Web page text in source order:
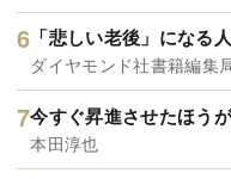
「悲しい老後」になる
ダイヤモンド社書籍編集
今すぐ昇進させたほう
本田淳也